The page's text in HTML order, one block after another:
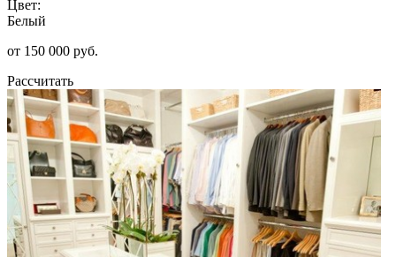
Цвет:
Белый
от 150 000 руб.
Рассчитать